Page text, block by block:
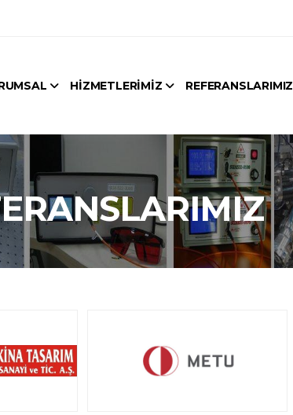
HİZMETLERİMİZ REFERANSLARIMIZ